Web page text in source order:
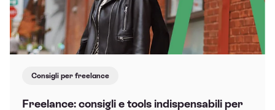
Consigli per freelance
Freelance: consigli e tools indispensabili per